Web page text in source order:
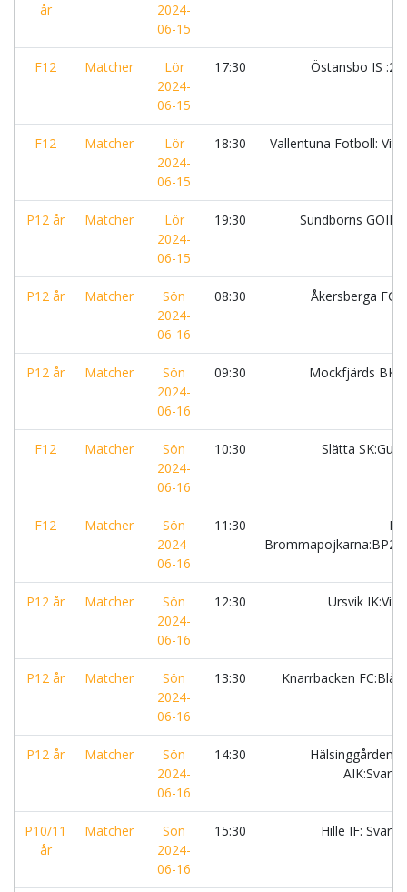
år
2024-
06-15
F12 Matcher
Lör
2024-
06-15
17:30 Östansbo IS :2
F12 Matcher
Lör
2024-
06-15
18:30 Vallentuna Fotboll: Vit
P12 år Matcher
Lör
2024-
06-15
19:30 Sundborns GOIF
P12 år Matcher
Sön
2024-
06-16
08:30 Åkersberga FC
P12 år Matcher
Sön
2024-
06-16
09:30 Mockfjärds BK
F12 Matcher
Sön
2024-
06-16
10:30 Slätta SK:Gul
F12 Matcher
Sön
2024-
06-16
11:30
IF
Brommapojkarna:BP2
P12 år Matcher
Sön
2024-
06-16
12:30 Ursvik IK:Vit
P12 år Matcher
Sön
2024-
06-16
13:30 Knarrbacken FC:Blå
P12 år Matcher
Sön
2024-
06-16
14:30
Hälsinggårdens
AIK:Svart
P10/11
år
Matcher
Sön
2024-
06-16
15:30 Hille IF: Svart